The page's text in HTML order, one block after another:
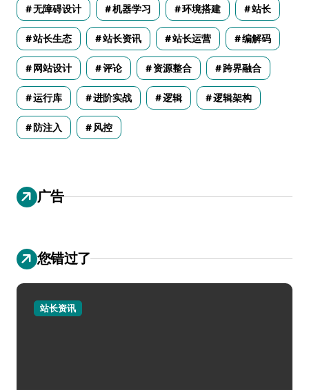
无障碍设计 机器学习 环境搭建 站长
站长生态 站长资讯 站长运营 编解码
网站设计 评论 资源整合 跨界融合
运行库 进阶实战 逻辑 逻辑架构
防注入 风控
广告
您错过了
站长资讯